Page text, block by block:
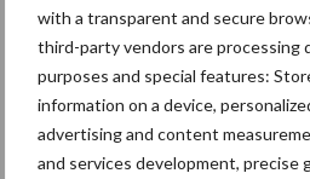
with a transparent and secure
third-party vendors are processing
purposes and special features:
information on a device,
advertising and content
and services development, precise
ForFarmers
krimpende
markt